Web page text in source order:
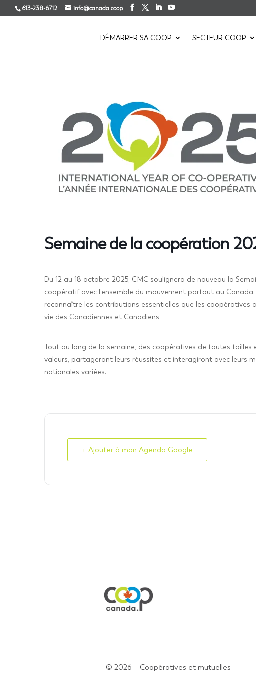
613-238-6712 info@canada.coop
DÉMARRER SA COOP SECTEUR COOP
Semaine de la coopération
Du 12 au 18 octobre 2025, CMC soulignera de nouveau la
coopératif avec l’ensemble du mouvement partout au
reconnaître les contributions essentielles que les
vie des Canadiennes et Canadiens
Tout au long de la semaine, des coopératives de toutes
valeurs, partageront leurs réussites et interagiront avec leurs
nationales variées.
+ Ajouter à mon Agenda Google
© 2026 – Coopératives et mutuelles